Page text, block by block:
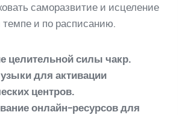
саморазвитие и исцеление
темпе и по расписанию.
целительной силы чакр.
для активации
центров.
онлайн-ресурсов для